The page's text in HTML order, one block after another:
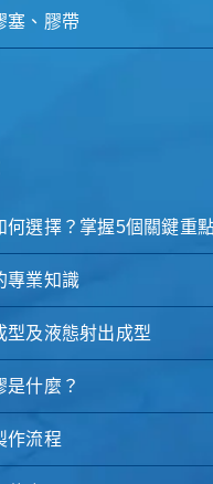
塞、膠帶
何選擇？掌握5個關鍵重點
專業知識
型及液態射出成型
是什麼？
作流程